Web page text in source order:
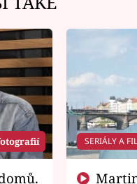
SERIÁLY A